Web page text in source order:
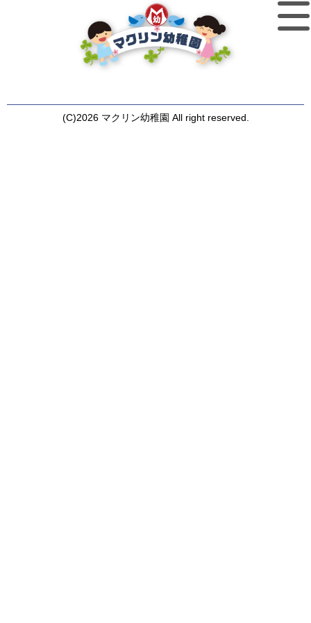
(C)2026 マクリン幼稚園 All right reserved.